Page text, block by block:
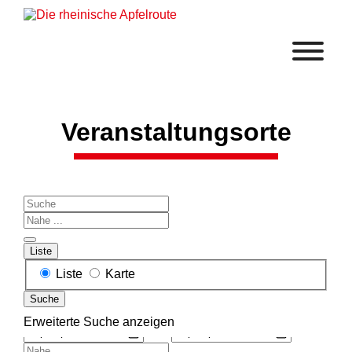
Veranstaltungsorte
Suche
Nahe
...
Liste
Anzeigetyp
Suchergebnisse
Liste Karte
Suche
Erweiterte Suche anzeigen
Daten
und
Nahe